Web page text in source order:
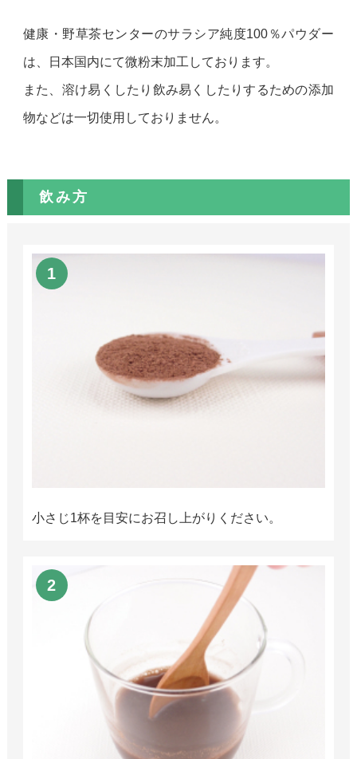
健康・野草茶センターのサラシア純度100％パウダー
は、日本国内にて微粉末加工しております。
また、溶け易くしたり飲み易くしたりするための添加
物などは一切使用しておりません。
飲み方
小さじ1杯を目安にお召し上がりください。